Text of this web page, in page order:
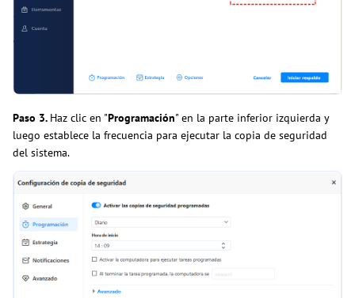
Paso 3. Haz clic en "Programación" en la parte inferior izquierda y
luego establece la frecuencia para ejecutar la copia de seguridad
del sistema.